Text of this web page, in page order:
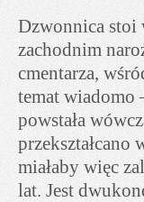
Dzwonnica stoi
zachodnim
cmentarza,
temat wiadomo
powstała
przekształcano
miałaby więc
lat. Jest